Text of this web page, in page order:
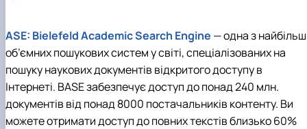
ASE: Bielefeld Academic Search Engine — одна з найбільш
об’ємних пошукових систем у світі, спеціалізованих на
пошуку наукових документів відкритого доступу в
Інтернеті. BASE забезпечує доступ до понад 240 млн.
документів від понад 8000 постачальників контенту. Ви
можете отримати доступ до повних текстів близько 60%